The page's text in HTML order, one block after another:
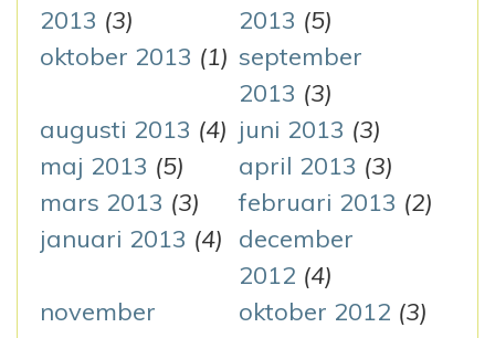
2013 (3)
2013 (5)
oktober 2013 (1) september
2013 (3)
augusti 2013 (4) juni 2013 (3)
maj 2013 (5) april 2013 (3)
mars 2013 (3) februari 2013 (2)
januari 2013 (4)
december
2012 (4)
november
oktober 2012 (3)